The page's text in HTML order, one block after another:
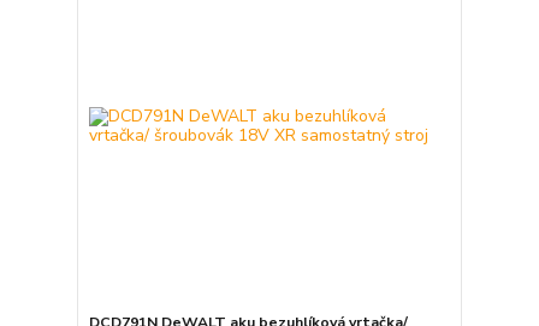
DCD791N DeWALT aku bezuhlíková vrtačka/